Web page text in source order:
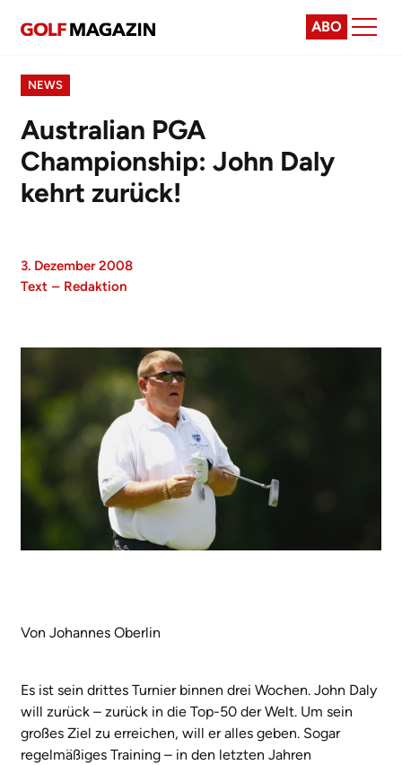
ABO
NEWS
Australian PGA
Championship: John Daly
kehrt zurück!
3. Dezember 2008
Text – Redaktion
Von Johannes Oberlin
Es ist sein drittes Turnier binnen drei Wochen. John Daly
will zurück – zurück in die Top-50 der Welt. Um sein
großes Ziel zu erreichen, will er alles geben. Sogar
regelmäßiges Training – in den letzten Jahren